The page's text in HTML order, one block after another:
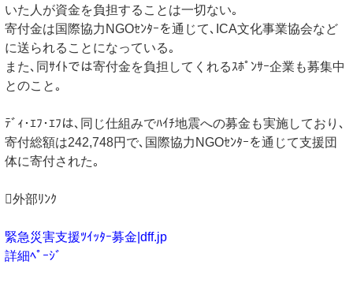
いた人が資金を負担することは一切ない｡
寄付金は国際協力NGOｾﾝﾀｰを通じて､ICA文化事業協会など
に送られることになっている｡
また､同ｻｲﾄでは寄付金を負担してくれるｽﾎﾟﾝｻｰ企業も募集中
とのこと｡
ﾃﾞｨ･ｴﾌ･ｴﾌは､同じ仕組みでﾊｲﾁ地震への募金も実施しており､
寄付総額は242,748円で､国際協力NGOｾﾝﾀｰを通じて支援団
体に寄付された｡
外部ﾘﾝｸ
緊急災害支援ﾂｲｯﾀｰ募金|dff.jp
詳細ﾍﾟｰｼﾞ